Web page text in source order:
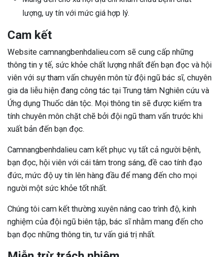
lượng, uy tín với mức giá hợp lý.
Cam kết
Website camnangbenhdalieu.com sẽ cung cấp những
thông tin y tế, sức khỏe chất lượng nhất đến bạn đọc và hội
viên với sự tham vấn chuyên môn từ đội ngũ bác sĩ, chuyên
gia da liễu hiện đang công tác tại Trung tâm Nghiên cứu và
Ứng dụng Thuốc dân tộc. Mọi thông tin sẽ được kiểm tra
tính chuyên môn chặt chẽ bởi đội ngũ tham vấn trước khi
xuất bản đến bạn đọc.
Camnangbenhdalieu cam kết phục vụ tất cả người bệnh,
bạn đọc, hội viên với cái tâm trong sáng, đề cao tính đạo
đức, mức độ uy tín lên hàng đầu để mang đến cho mọi
người một sức khỏe tốt nhất.
Chúng tôi cam kết thường xuyên nâng cao trình độ, kinh
nghiệm của đội ngũ biên tập, bác sĩ nhằm mang đến cho
bạn đọc những thông tin, tư vấn giá trị nhất.